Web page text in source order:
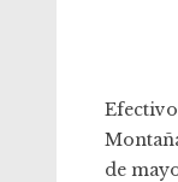
de